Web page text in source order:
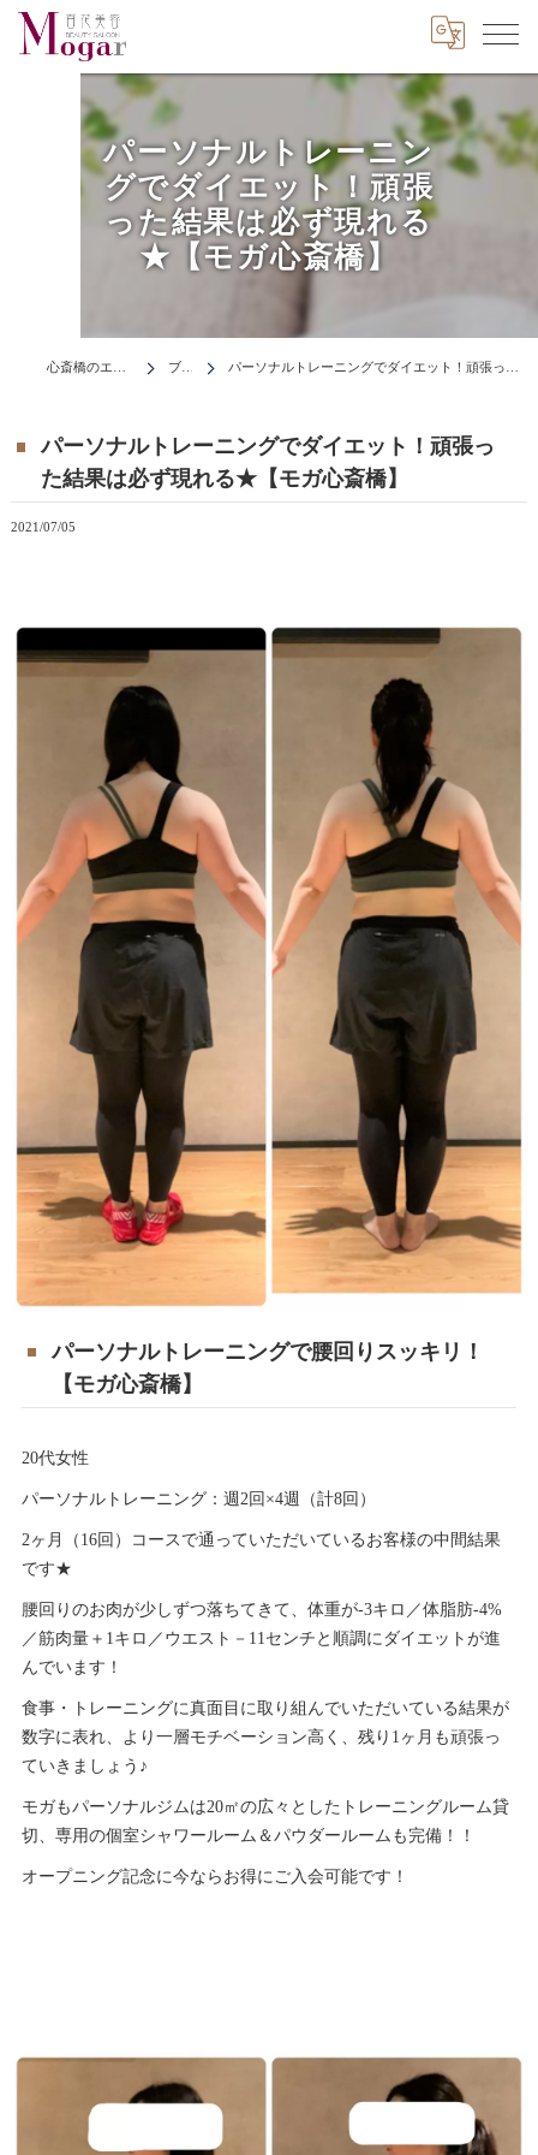
パーソナルトレーニン
グでダイエット！頑張
った結果は必ず現れる
★【モガ心斎橋】
ブログ パーソナルトレーニングでダイエット！頑張った結果は必ず現れる★【モガ心斎橋】
パーソナルトレーニングでダイエット！頑張っ
た結果は必ず現れる★【モガ心斎橋】
2021/07/05
パーソナルトレーニングで腰回りスッキリ！
【モガ心斎橋】
20代女性
パーソナルトレーニング：週2回×4週（計8回）
2ヶ月（16回）コースで通っていただいているお客様の中間結果
です★
腰回りのお肉が少しずつ落ちてきて、体重が-3キロ／体脂肪-4%
／筋肉量＋1キロ／ウエスト－11センチと順調にダイエットが進
んでいます！
食事・トレーニングに真面目に取り組んでいただいている結果が
数字に表れ、より一層モチベーション高く、残り1ヶ月も頑張っ
ていきましょう♪
モガもパーソナルジムは20㎡の広々としたトレーニングルーム貸
切、専用の個室シャワールーム＆パウダールームも完備！！
オープニング記念に今ならお得にご入会可能です！